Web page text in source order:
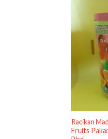
Racikan
Fruits